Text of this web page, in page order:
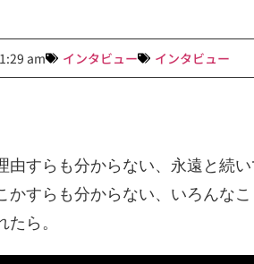
am インタビュー インタビュー
由すらも分からない、永遠と続
かすらも分からない、いろんな
ら。